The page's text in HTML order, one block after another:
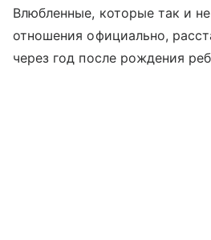
Влюбленные, которые так и
отношения официально,
через год после рождения